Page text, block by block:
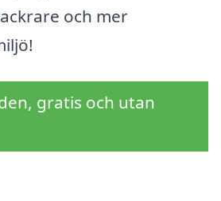
och mer
gratis och utan